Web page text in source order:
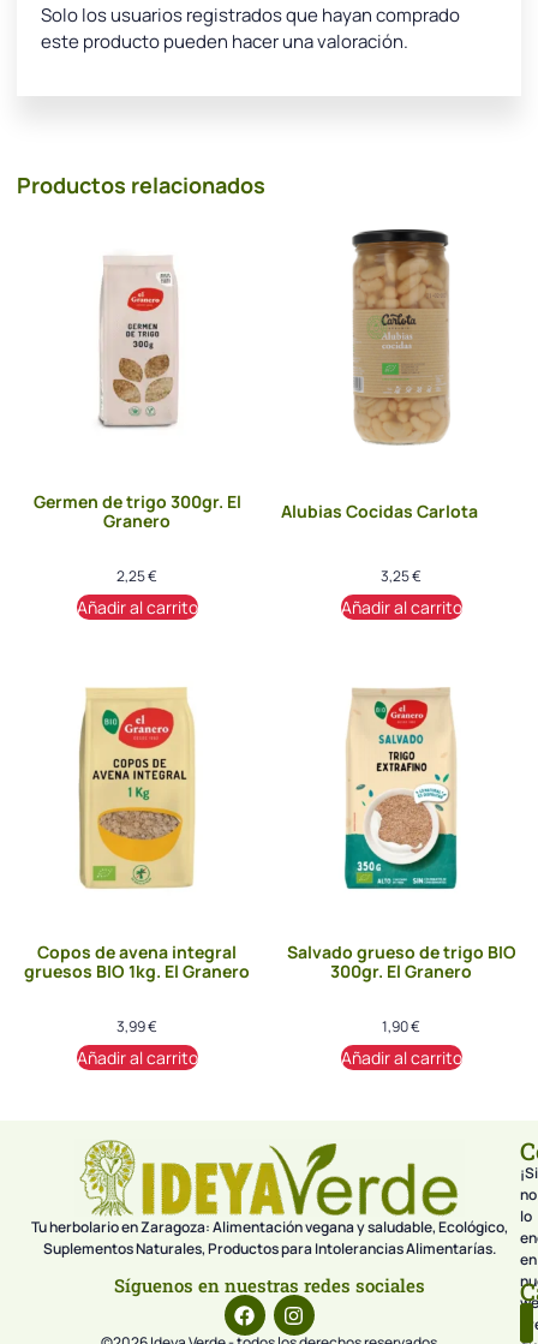
Solo los usuarios registrados que hayan comprado
este producto pueden hacer una valoración.
Productos relacionados
Germen de trigo 300gr. El
Granero
2,25€
Añadir al carrito
Alubias Cocidas Carlota
3,25€
Añadir al carrito
Copos de avena integral
gruesos BIO 1kg. El Granero
3,99€
Añadir al carrito
Salvado grueso de trigo BIO
300gr. El Granero
1,90€
Añadir al carrito
Tu herbolario en Zaragoza: Alimentación vegana y saludable, Ecológico,
Suplementos Naturales, Productos para Intolerancias Alimentarías.
Síguenos en nuestras redes sociales
¡Si
no
lo
en